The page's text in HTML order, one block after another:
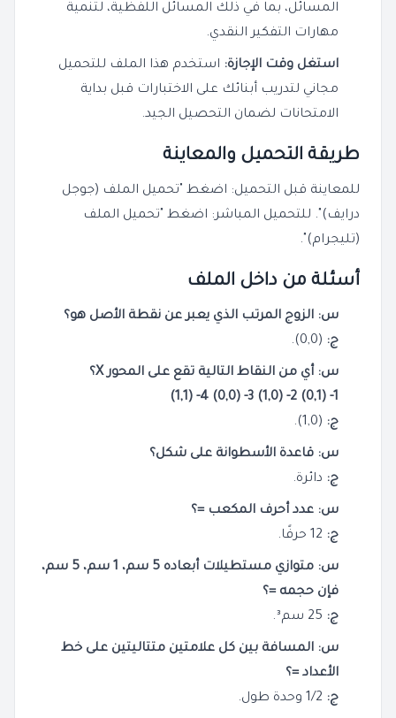
المسائل، بما في ذلك المسائل اللفظية، لتنمية
مهارات التفكير النقدي.
استغل وقت الإجازة: استخدم هذا الملف للتحميل
مجاني لتدريب أبنائك على الاختبارات قبل بداية
الامتحانات لضمان التحصيل الجيد.
طريقة التحميل والمعاينة
للمعاينة قبل التحميل: اضغط "تحميل الملف (جوجل
درايف)". للتحميل المباشر: اضغط "تحميل الملف
(تليجرام)".
أسئلة من داخل الملف
س: الزوج المرتب الذي يعبر عن نقطة الأصل هو؟
ج: (0,0).
س: أي من النقاط التالية تقع على المحور X؟
1- (0,1) 2- (1,0) 3- (0,0) 4- (1,1)
ج: (1,0).
س: قاعدة الأسطوانة على شكل؟
ج: دائرة.
س: عدد أحرف المكعب =؟
ج:
س: متوازي مستطيلات أبعاده 5 سم، 1 سم، 5 سم،
فإن حجمه =؟
ج:
س: المسافة بين كل علامتين متتاليتين على خط
الأعداد =؟
ج: